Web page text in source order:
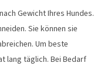
Gewicht Ihres Hundes.
Sie können sie
Um beste
lang täglich. Bei Bedarf